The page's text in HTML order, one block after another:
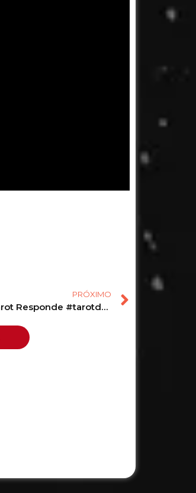
PRÓXIMO
Revelação do seu Zé! | Tarot Responde #tarotdoamor #tarotdehoje #tarot